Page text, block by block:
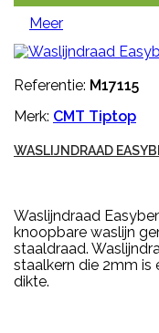
Meer
Referentie: M17115
Merk: CMT Tiptop
WASLIJNDRAAD
Waslijndraad
knoopbare waslijn
staaldraad.
staalkern die 2mm is
dikte.